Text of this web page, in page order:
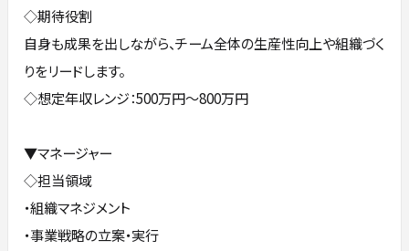
◇期待役割
自身も成果を出しながら、チーム全体の生産性向上や組織づく
りをリードします。
◇想定年収レンジ：500万円～800万円
▼マネージャー
◇担当領域
・組織マネジメント
・事業戦略の立案・実行